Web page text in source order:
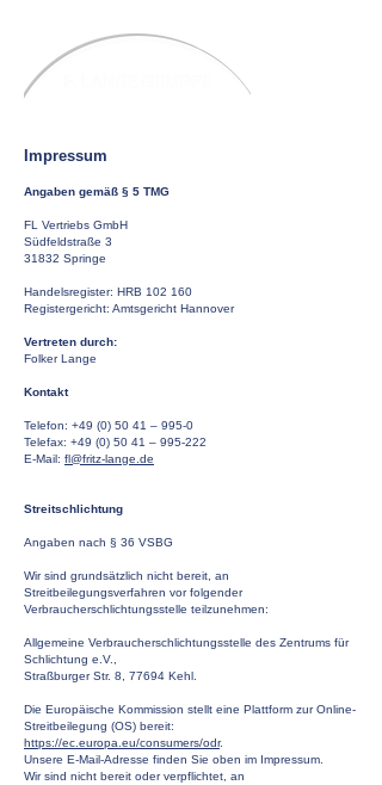
Impressum
Angaben gemäß § 5 TMG
FL Vertriebs GmbH
Südfeldstraße 3
31832 Springe
Handelsregister: HRB 102 160
Registergericht: Amtsgericht Hannover
Vertreten durch:
Folker Lange
Kontakt
Telefon: +49 (0) 50 41 – 995-0
Telefax: +49 (0) 50 41 – 995-222
E-Mail: fl@fritz-lange.de
Streitschlichtung
Angaben nach § 36 VSBG
Wir sind grundsätzlich nicht bereit, an
Streitbeilegungsverfahren vor folgender
Verbraucherschlichtungsstelle teilzunehmen:
Allgemeine Verbraucherschlichtungsstelle des Zentrums für
Schlichtung e.V.,
Straßburger Str. 8, 77694 Kehl.
Die Europäische Kommission stellt eine Plattform zur Online-
Streitbeilegung (OS) bereit:
https://ec.europa.eu/consumers/odr.
Unsere E-Mail-Adresse finden Sie oben im Impressum.
Wir sind nicht bereit oder verpflichtet, an